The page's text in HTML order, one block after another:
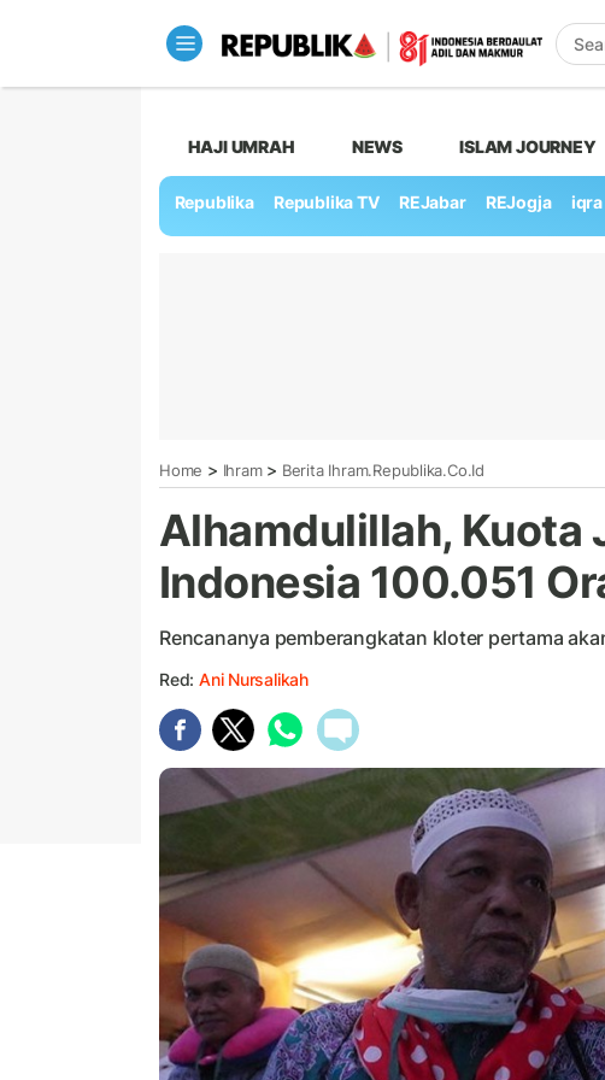
HAJI UMRAH NEWS ISLAM JOURNEY
Republika Republika TV REJabar REJogja iqra
Home > Ihram> Berita Ihram.republika.co.id
Alhamdulillah, Kuota
Indonesia 100.051
Rencananya pemberangkatan kloter pertama
Red: Ani Nursalikah